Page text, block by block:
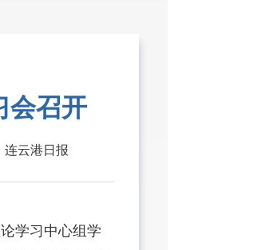
会召开
连云港日报
学习中心组学